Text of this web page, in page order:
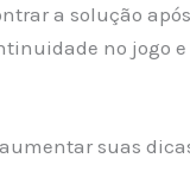
a solução
no jogo
suas